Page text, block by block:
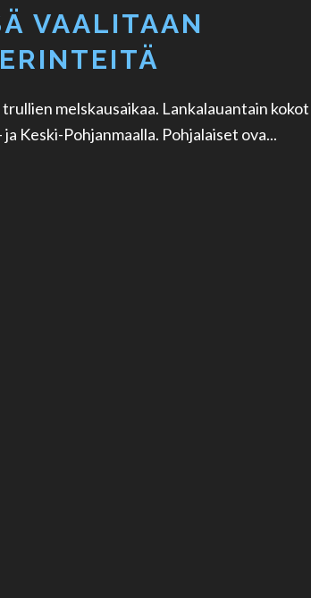
VAALITAAN
melskausaikaa. Lankalauantain
Keski-Pohjanmaalla. Pohjalaiset ova...